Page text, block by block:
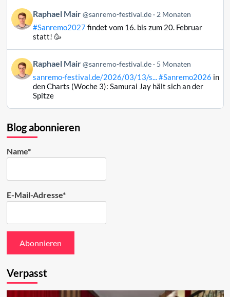
ansehen
Beitrag
von
Raphael
Bluesky
ansehen
Raphael Mair @sanremo-festival.de 2 Monaten
#Sanremo2027findet vom 16. bis zum 20. Februar
statt! 🥳
Beitrag
von
Raphael
ansehen
Raphael Mair @sanremo-festival.de 5 Monaten
sanremo-festival.de/2026/03/13/s...#Sanremo2026 in
den Charts (Woche 3): Samurai Jay hält sich an der
Spitze
Blog abonnieren
Name*
E-Mail-Adresse*
Verpasst